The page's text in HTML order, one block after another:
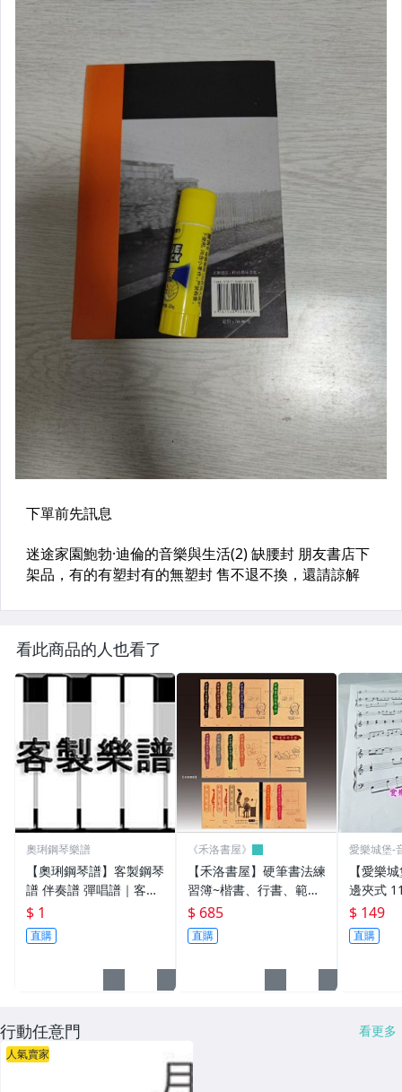
看此商品的人也看了
奧琍鋼琴樂譜
【奧琍鋼琴譜】客製鋼琴
譜 伴奏譜 彈唱譜｜客製
／扒譜／聽音
$ 1
直購
《禾洛書屋》
【禾洛書屋】硬筆書法練
習簿~楷書、行書、範
本、指導手冊、板書 全
套15本 (麋研齋出版)鋼筆
字 練習字帖
$ 685
直購
愛樂城堡-
【愛樂
邊夾式
夾/ 不反
不反光.
樂團.團譜
$ 149
直購
行動任意門 看更多
人氣賣家